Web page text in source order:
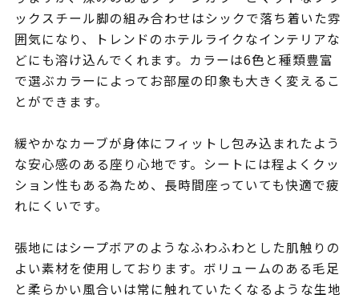
ックスチール脚の組み合わせはシックで落ち着いた雰
囲気になり、トレンドのホテルライクなインテリアな
どにも溶け込んでくれます。カラーは6色と種類豊富
で選ぶカラーによってお部屋の印象も大きく変えるこ
とができます。
緩やかなカーブが身体にフィットし包み込まれたよう
な安心感のある座り心地です。シートには程よくクッ
ション性もある為ため、長時間座っていても快適で疲
れにくいです。
張地にはシープボアのようなふわふわとした肌触りの
よい素材を使用しております。ボリュームのある毛足
と柔らかい風合いは常に触れていたくなるような生地